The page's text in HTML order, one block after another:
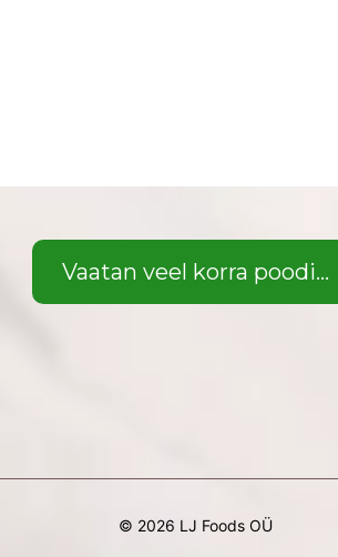
Vaatan veel korra poodi...
© 2026 LJ Foods OÜ